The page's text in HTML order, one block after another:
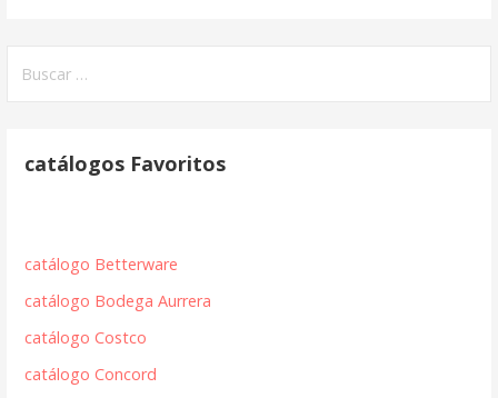
catálogos Favoritos
catálogo Betterware
catálogo Bodega Aurrera
catálogo Costco
catálogo Concord